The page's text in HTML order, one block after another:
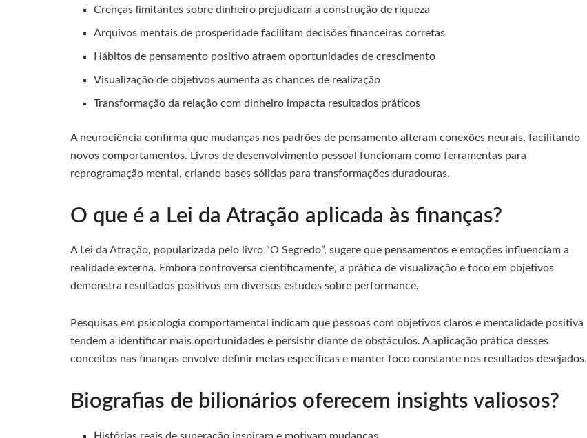
Crenças limitantes sobre dinheiro prejudicam a construção de riqueza
Arquivos mentais de prosperidade facilitam decisões financeiras corretas
Hábitos de pensamento positivo atraem oportunidades de crescimento
Visualização de objetivos aumenta as chances de realização
Transformação da relação com dinheiro impacta resultados práticos
A neurociência confirma que mudanças nos padrões de pensamento alteram conexões neurais, facilitando
novos comportamentos. Livros de desenvolvimento pessoal funcionam como ferramentas para
reprogramação mental, criando bases sólidas para transformações duradouras.
O que é a Lei da Atração aplicada às finanças?
A Lei da Atração, popularizada pelo livro “O Segredo”, sugere que pensamentos e emoções influenciam a
realidade externa. Embora controversa cientificamente, a prática de visualização e foco em objetivos
demonstra resultados positivos em diversos estudos sobre performance.
Pesquisas em psicologia comportamental indicam que pessoas com objetivos claros e mentalidade positiva
tendem a identificar mais oportunidades e persistir diante de obstáculos. A aplicação prática desses
conceitos nas finanças envolve definir metas específicas e manter foco constante nos resultados desejados.
Biografias de bilionários oferecem insights valiosos?